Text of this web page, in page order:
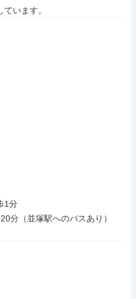
います。
1分
分（並塚駅へのバスあり）